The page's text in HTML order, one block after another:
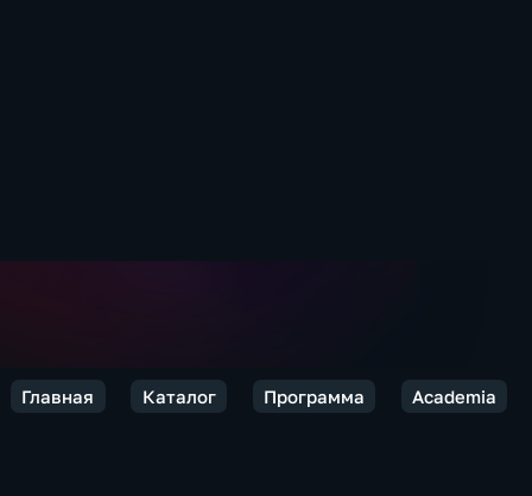
Главная Каталог Программа Academia